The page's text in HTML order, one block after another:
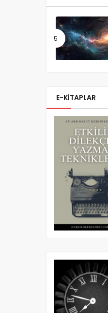
E-KİTAPLAR